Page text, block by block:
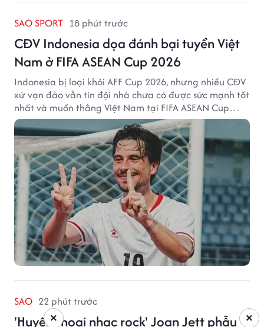
SAO SPORT 18 phút trước
CĐV Indonesia dọa đánh bại tuyển Việt
Nam ở FIFA ASEAN Cup 2026
Indonesia bị loại khỏi AFF Cup 2026, nhưng nhiều CĐV
xứ vạn đảo vẫn tin đội nhà chưa có được sức mạnh tốt
nhất và muốn thắng Việt Nam tại FIFA ASEAN Cup
2026.
SAO 22 phút trước
'Huyền thoại nhạc rock' Joan Jett phẫu ×
×